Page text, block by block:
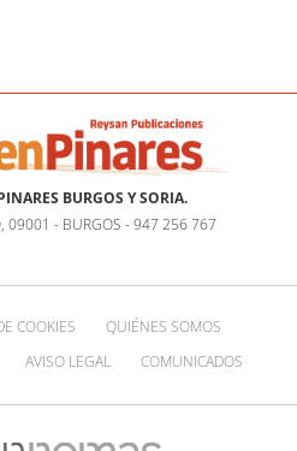
BURGOS Y SORIA.
09001 - BURGOS - 947 256 767
COOKIES
QUIÉNES SOMOS
AVISO LEGAL COMUNICADOS